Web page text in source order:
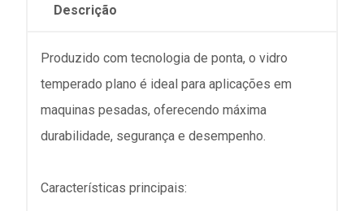
Descrição
Produzido com tecnologia de ponta, o vidro
temperado plano é ideal para aplicações em
maquinas pesadas, oferecendo máxima
durabilidade, segurança e desempenho.
Características principais: